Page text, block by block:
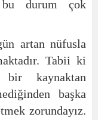
bu durum çok
artan nüfusla
Tabii ki
kaynaktan
başka
zorundayız.